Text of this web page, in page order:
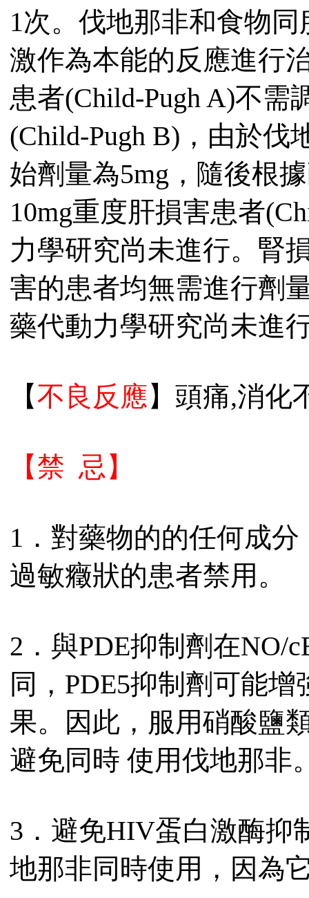
1次。伐地那非和食物
激作為本能的反應進行
患者(Child-Pugh A)不
(Child-Pugh B)，由於
始劑量為5mg，隨後根
10mg重度肝損害患者
力學研究尚未進行。腎
害的患者均無需進行劑
藥代動力學研究尚未進
【不良反應】頭痛,消化
【禁 忌】
1．對藥物的的任何成
過敏癥狀的患者禁用。
2．與PDE抑制劑在NO/
同，PDE5抑制劑可能
果。因此，服用硝酸鹽
避免同時 使用伐地那非
3．避免HIV蛋白激酶抑
地那非同時使用，因為